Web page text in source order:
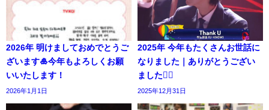
2026年 明けましておめでとうご
ざいます🎍今年もよろしくお願
いいたします！
2026年1月1日
2025年 今年もたくさんお世話に
なりました｜ありがとうござい
ました🙇‍♀️
2025年12月31日